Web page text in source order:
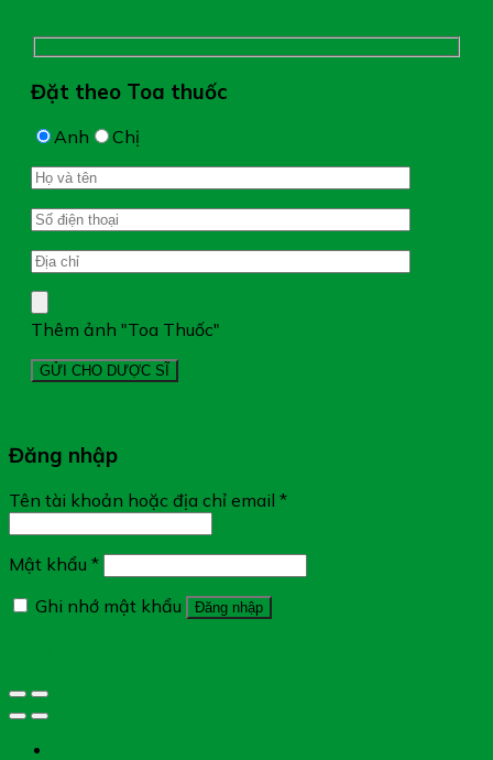
Đặt theo Toa thuốc
Anh Chị
Thêm ảnh "Toa Thuốc"
Đăng nhập
Tên tài khoản hoặc địa chỉ email *
Mật khẩu *
Ghi nhớ mật khẩu
Đăng nhập